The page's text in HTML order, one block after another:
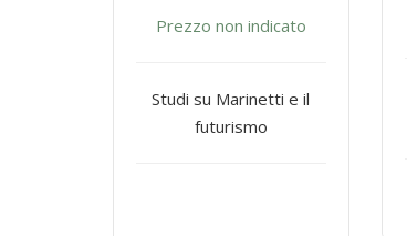
Prezzo non indicato
Studi su Marinetti e il
futurismo